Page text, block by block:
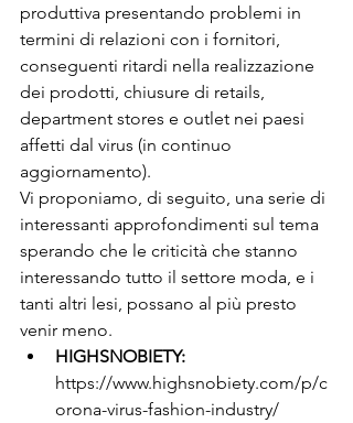
produttiva presentando problemi in
termini di relazioni con i fornitori,
conseguenti ritardi nella realizzazione
dei prodotti, chiusure di retails,
department stores e outlet nei paesi
affetti dal virus (in continuo
aggiornamento).
Vi proponiamo, di seguito, una serie di
interessanti approfondimenti sul tema
sperando che le criticità che stanno
interessando tutto il settore moda, e i
tanti altri lesi, possano al più presto
venir meno.
HIGHSNOBIETY:
https://www.highsnobiety.com/p/c
orona-virus-fashion-industry/